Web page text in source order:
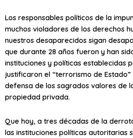
Los responsables políticos de la
muchos violadores de los derechos
nuestros desaparecidos sigan
que durante 28 años fueron y han
instituciones y políticas establecidas
justificaron el “terrorismo de
defensa de los sagrados valores de
propiedad privada.
Que hoy, a tres décadas de la
las instituciones políticas autoritarias